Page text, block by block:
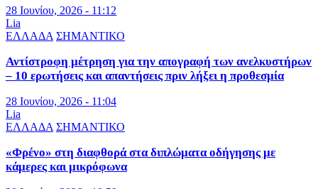
28 Ιουνίου, 2026 - 11:12
Lia
ΕΛΛΑΔΑ ΣΗΜΑΝΤΙΚΟ
Αντίστροφη μέτρηση για την απογραφή των ανελκυστήρων
– 10 ερωτήσεις και απαντήσεις πριν λήξει η προθεσμία
28 Ιουνίου, 2026 - 11:04
Lia
ΕΛΛΑΔΑ ΣΗΜΑΝΤΙΚΟ
«Φρένο» στη διαφθορά στα διπλώματα οδήγησης με
κάμερες και μικρόφωνα